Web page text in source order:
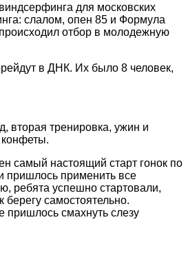
для московских
слалом, опен 85 и Формула
отбор в молодежную
в ДНК. Их было 8 человек,
вторая тренировка, ужин и
конфеты.
самый настоящий старт гонок по
пришлось применить все
ребята успешно стартовали,
самостоятельно.
смахнуть слезу